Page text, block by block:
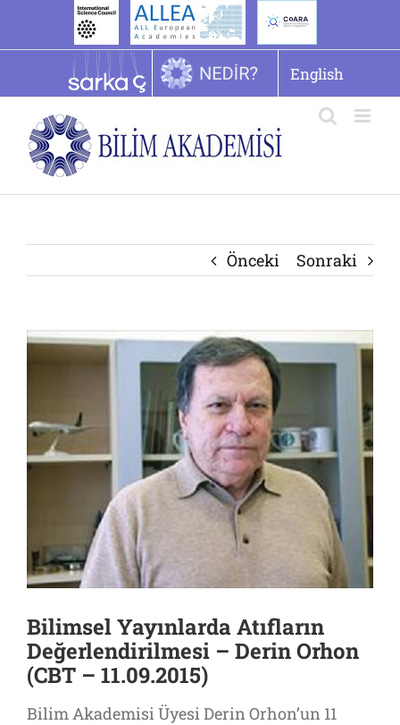
English
Önceki Sonraki
Bilimsel Yayınlarda Atıfların
Değerlendirilmesi – Derin Orhon
(CBT – 11.09.2015)
Bilim Akademisi Üyesi Derin Orhon’un 11